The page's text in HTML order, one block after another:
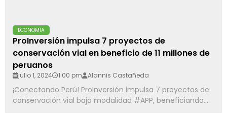
ECONOMÍA
ProInversión impulsa 7 proyectos de
conservación vial en beneficio de 11 millones de
peruanos
julio 1, 2024 1:00 pm Alannis Castañeda
¡Conectando Perú! ProInversión impulsa 7 proyectos de
conservación vial bajo modalidad #APP, beneficiando...